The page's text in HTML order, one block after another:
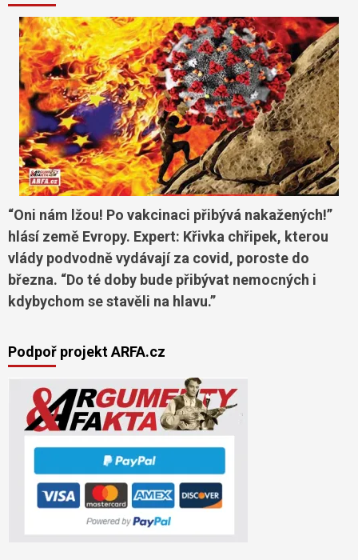
“Oni nám lžou! Po vakcinaci přibývá nakažených!”
hlásí země Evropy. Expert: Křivka chřipek, kterou
vlády podvodně vydávají za covid, poroste do
března. “Do té doby bude přibývat nemocných i
kdybychom se stavěli na hlavu.”
Podpoř projekt ARFA.cz